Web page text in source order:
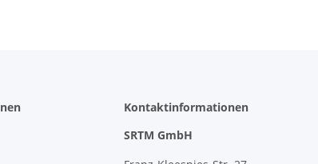
Kontaktinformationen
SRTM GmbH